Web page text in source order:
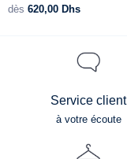
dès 620,00 Dhs
Service client
à votre écoute